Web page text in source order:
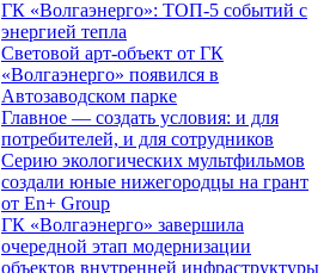
ГК «Волгаэнерго»: ТОП-5 событий с
энергией тепла
Световой арт-объект от ГК
«Волгаэнерго» появился в
Автозаводском парке
Главное — создать условия: и для
потребителей, и для сотрудников
Серию экологических мультфильмов
создали юные нижегородцы на грант
от En+ Group
ГК «Волгаэнерго» завершила
очередной этап модернизации
объектов внутренней инфраструктуры